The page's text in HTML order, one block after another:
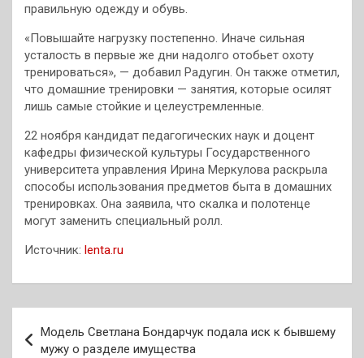
правильную одежду и обувь.
«Повышайте нагрузку постепенно. Иначе сильная
усталость в первые же дни надолго отобьет охоту
тренироваться», — добавил Радугин. Он также отметил,
что домашние тренировки — занятия, которые осилят
лишь самые стойкие и целеустремленные.
22 ноября кандидат педагогических наук и доцент
кафедры физической культуры Государственного
университета управления Ирина Меркулова раскрыла
способы использования предметов быта в домашних
тренировках. Она заявила, что скалка и полотенце
могут заменить специальный ролл.
Источник: lenta.ru
по
Модель Светлана Бондарчук подала иск к бывшему
мужу о разделе имущества